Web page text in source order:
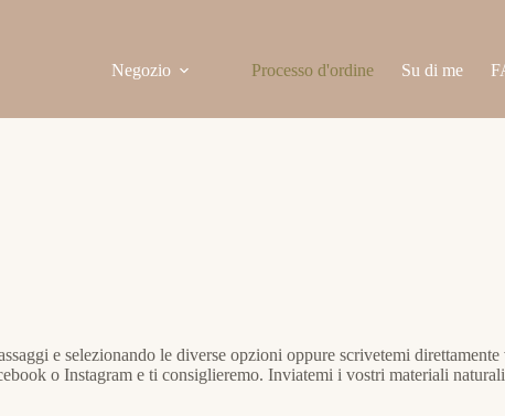
Negozio
Processo d'ordine Su di me
e selezionando le diverse opzioni oppure scrivetemi
o Instagram e ti consiglieremo. Inviatemi i vostri materiali